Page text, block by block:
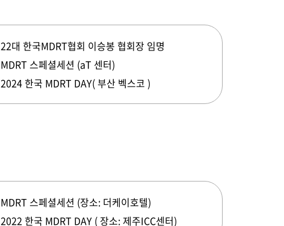
22대 한국MDRT협회 이승봉 협회장 임명
MDRT 스페셜세션 (aT 센터)
2024 한국 MDRT DAY( 부산 벡스코 )
MDRT 스페셜세션 (장소: 더케이호텔)
2022 한국 MDRT DAY ( 장소: 제주ICC센터)